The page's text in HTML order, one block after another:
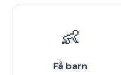
👶
Få barn